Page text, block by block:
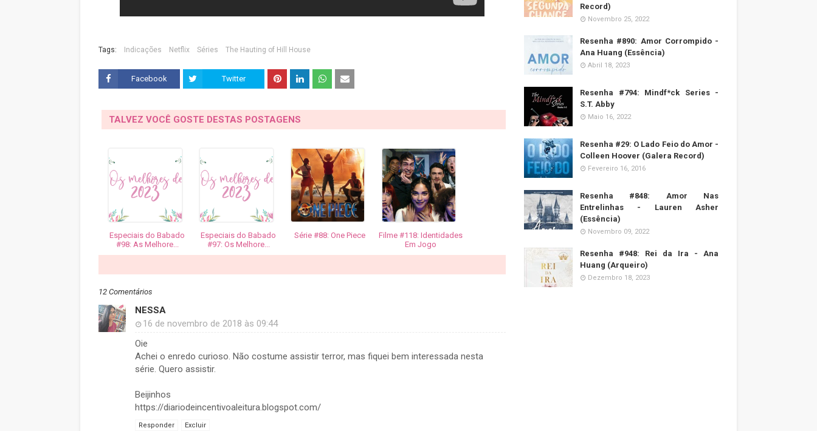
Tags: Indicações Netflix Séries The Hauting of Hill House
Facebook Twitter
TALVEZ VOCÊ GOSTE DESTAS POSTAGENS
Especiais do Babado
#98: As Melhore...
Especiais do Babado
#97: Os Melhore...
Série #88: One Piece
Filme #118: Identidades
Em Jogo
12 Comentários
NESSA
16 de novembro de 2018 às 09:44
Oie
Achei o enredo curioso. Não costume assistir terror, mas fiquei bem interessada nesta
série. Quero assistir.
Beijinhos
https://diariodeincentivoaleitura.blogspot.com/
Responder Excluir
Record)
Novembro 25, 2022
Resenha #890: Amor Corrompido -
Ana Huang (Essência)
Abril 18, 2023
Resenha #794: Mindf*ck Series -
S.T. Abby
Maio 16, 2022
Resenha #29: O Lado Feio do Amor -
Colleen Hoover (Galera Record)
Fevereiro 16, 2016
Resenha #848: Amor Nas
Entrelinhas - Lauren Asher
(Essência)
Novembro 09, 2022
Resenha #948: Rei da Ira - Ana
Huang (Arqueiro)
Dezembro 18, 2023